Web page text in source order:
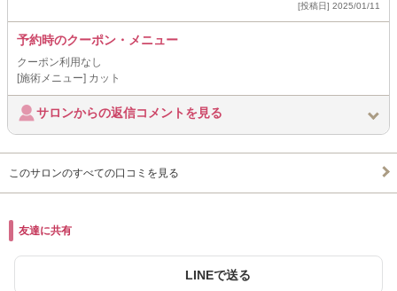
[投稿日] 2025/01/11
予約時のクーポン・メニュー
クーポン利用なし
[施術メニュー] カット
サロンからの返信コメントを見る
このサロンのすべての口コミを見る
友達に共有
LINEで送る